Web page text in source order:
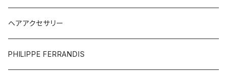
ヘアアクセサリー
PHILIPPE FERRANDIS